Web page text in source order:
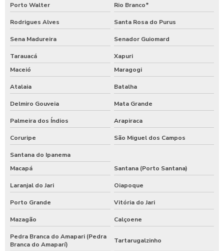
Porto Walter Rio Branco*
Rodrigues Alves Santa Rosa do Purus
Sena Madureira Senador Guiomard
Tarauacá
Xapuri
Maceió
Maragogi
Atalaia Batalha
Delmiro Gouveia Mata Grande
Palmeira dos Índios Arapiraca
Coruripe São Miguel dos Campos
Santana do Ipanema
Macapá
Santana (Porto Santana)
Laranjal do Jari Oiapoque
Porto Grande Vitória do Jari
Mazagão Calçoene
Pedra Branca do Amapari (Pedra
Branca do Amaparí)
Tartarugalzinho